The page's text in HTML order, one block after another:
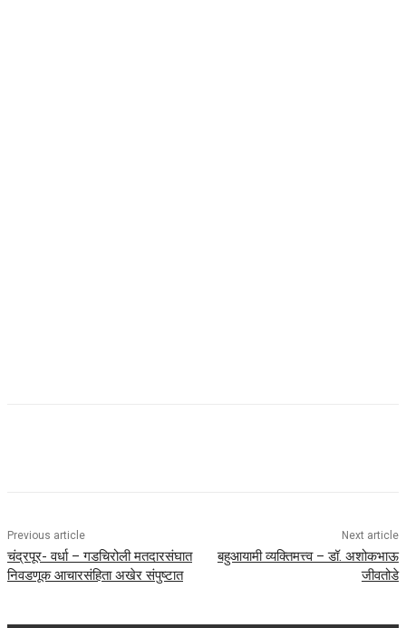
Previous article
चंद्रपूर- वर्धा – गडचिरोली मतदारसंघात
निवडणूक आचारसंहिता अखेर संपुष्टात
Next article
बहुआयामी व्यक्तिमत्त्व – डॉ. अशोकभाऊ
जीवतोडे